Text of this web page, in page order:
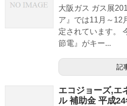
大阪ガス ガス展
ア』では11月～12
定されています。
節電』がキー...
記
エコジョーズ,エ
ル 補助金 平成